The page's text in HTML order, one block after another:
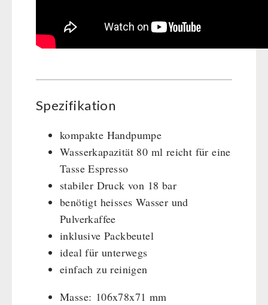
Spezifikation
kompakte Handpumpe
Wasserkapazität 80 ml reicht für eine
Tasse Espresso
stabiler Druck von 18 bar
benötigt heisses Wasser und
Pulverkaffee
inklusive Packbeutel
ideal für unterwegs
einfach zu reinigen
Masse: 106x78x71 mm